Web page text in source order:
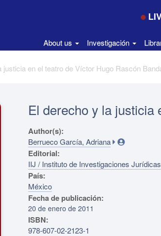
About us Investigación
justicia en el teatro de Víctor Hugo Rascón
El derecho y la justicia
Author(s):
Berrueco García, Adriana
Editorial:
IIJ / Instituto de Investigaciones
País:
México
Fecha de publicación:
20 de enero de 2011
ISBN:
978-607-02-2123-1